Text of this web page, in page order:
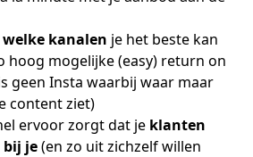
kanalen je het beste kan
hoog mogelijke (easy) return on
geen Insta waarbij waar maar
content ziet)
ervoor zorgt dat je klanten
bij je(en zo uit zichzelf willen